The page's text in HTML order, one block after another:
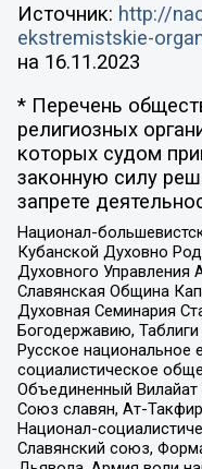
Источник: http://
ekstremistskie-
на 16.11.2023
* Перечень
религиозных
которых судом
законную силу
запрете
Национал-
Кубанской Духовно
Духовного Управления
Славянская Община
Духовная Семинария
Богодержавию,
Русское национальное
социалистическое
Объединенный
Союз славян, Ат-
Национал-
Славянский союз,